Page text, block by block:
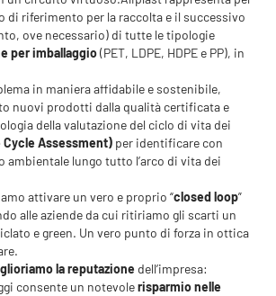
di riferimento per la raccolta e il successivo
ove necessario) di tutte le tipologie
per imballaggio(PET, LDPE, HDPE e PP), in
in maniera affidabile e sostenibile,
nuovi prodotti dalla qualità certificata e
della valutazione del ciclo di vita dei
Cycle Assessment) per identificare con
ambientale lungo tutto l’arco di vita dei
attivare un vero e proprio “closed loop”
alle aziende da cui ritiriamo gli scarti un
e green. Un vero punto di forza in ottica
la reputazione dell’impresa:
consente un notevolerisparmio nelle